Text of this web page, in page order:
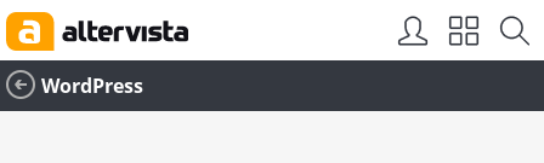
WordPress